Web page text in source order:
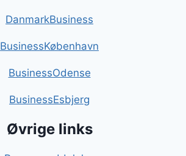
DanmarkBusiness
BusinessKøbenhavn
BusinessOdense
BusinessEsbjerg
Øvrige links